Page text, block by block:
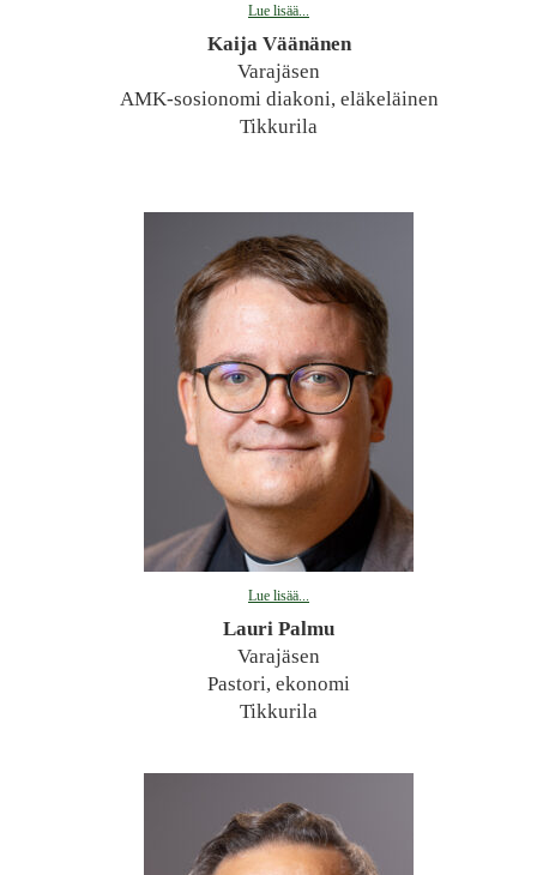
Lue lisää...
Kaija Väänänen
Varajäsen
AMK-sosionomi diakoni, eläkeläinen
Tikkurila
Lue lisää...
Lauri Palmu
Varajäsen
Pastori, ekonomi
Tikkurila